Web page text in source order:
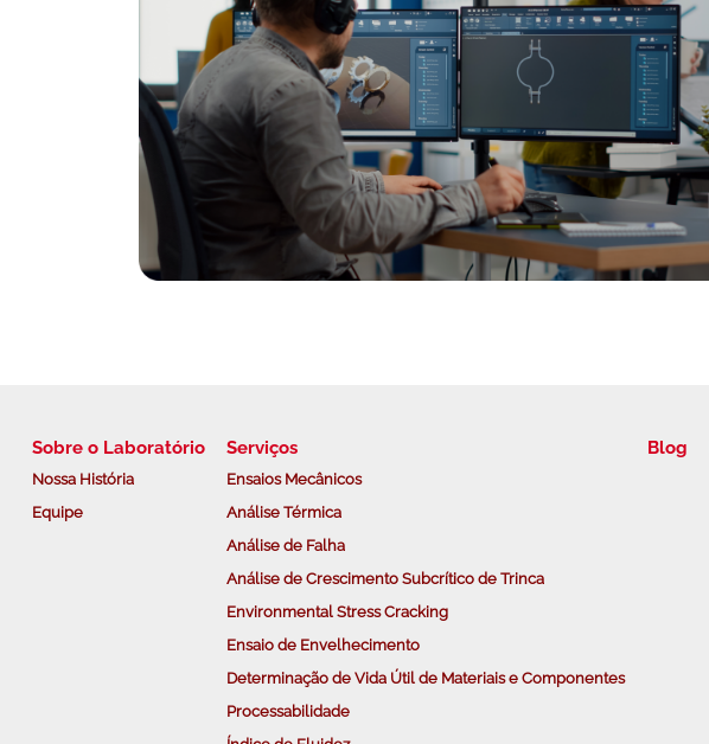
Sobre o Laboratório
Nossa História
Equipe
Serviços
Ensaios Mecânicos
Análise Térmica
Análise de Falha
Análise de Crescimento Subcrítico de Trinca
Environmental Stress Cracking
Ensaio de Envelhecimento
Determinação de Vida Útil de Materiais e Componentes
Processabilidade
Blog